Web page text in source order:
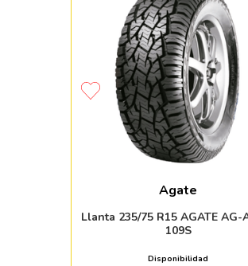
Agate
Llanta 235/75 R15 AGATE AG-
109S
Disponibilidad